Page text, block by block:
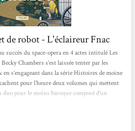
de robot - L'éclaireur Fnac
succès du space-opera en 4 actes intitulé Les
Chambers s’est laissée tenter par les
s’engageant dans la série Histoires de moine
pour l’heure deux volumes qui mettent
duo pour le moins baroque composé d’un
enfin pacifiquement. Après...